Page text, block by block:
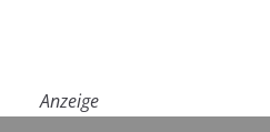
Anzeige